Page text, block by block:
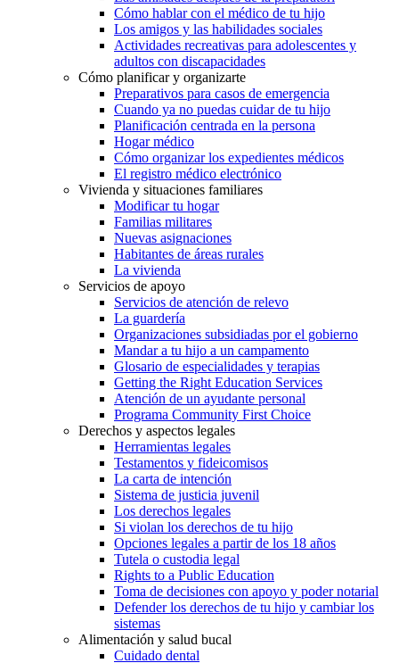
Cómo hablar con el médico de tu hijo
Los amigos y las habilidades sociales
Actividades recreativas para adolescentes y
adultos con discapacidades
Cómo planificar y organizarte
Preparativos para casos de emergencia
Cuando ya no puedas cuidar de tu hijo
Planificación centrada en la persona
Hogar médico
Cómo organizar los expedientes médicos
El registro médico electrónico
Vivienda y situaciones familiares
Modificar tu hogar
Familias militares
Nuevas asignaciones
Habitantes de áreas rurales
La vivienda
Servicios de apoyo
Servicios de atención de relevo
La guardería
Organizaciones subsidiadas por el gobierno
Mandar a tu hijo a un campamento
Glosario de especialidades y terapias
Getting the Right Education Services
Atención de un ayudante personal
Programa Community First Choice
Derechos y aspectos legales
Herramientas legales
Testamentos y fideicomisos
La carta de intención
Sistema de justicia juvenil
Los derechos legales
Si violan los derechos de tu hijo
Opciones legales a partir de los 18 años
Tutela o custodia legal
Rights to a Public Education
Toma de decisiones con apoyo y poder notarial
Defender los derechos de tu hijo y cambiar los
sistemas
Alimentación y salud bucal
Cuidado dental